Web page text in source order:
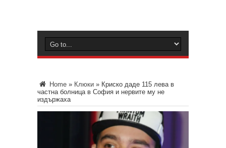
Home » Клюки » Криско даде 115 лева в
частна болница в София и нервите му не
издържаха